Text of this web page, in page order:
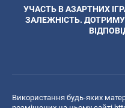
УЧАСТЬ В АЗАРТНИХ
ЗАЛЕЖНІСТЬ.
Використання будь-яких